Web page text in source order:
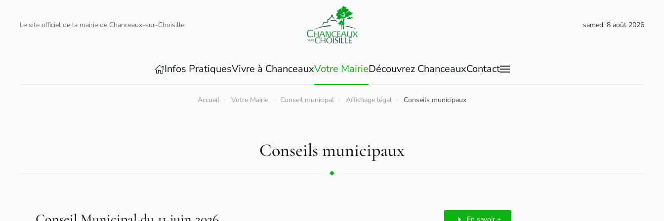
Accéder au contenu principal
Le site officiel de la mairie de Chanceaux-sur-Choisille samedi 8 août 2026
Infos PratiquesVivre à ChanceauxVotre MairieDécouvrez ChanceauxContact
Accueil Votre Mairie Conseil municipal Affichage légal Conseils municipaux
Conseils municipaux